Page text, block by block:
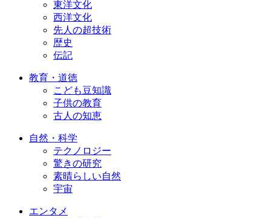
東洋文化
西洋文化
先人の超技術
歴史
伝記
教育・道徳
こども豆知識
子供の教育
古人の知恵
自然・科学
テクノロジー
驚きの研究
素晴らしい自然
宇宙
エンタメ